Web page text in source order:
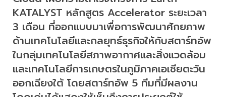
KATALYST หลักสูตร Accelerator ระยะเวลา
3 เดือน ที่ออกแบบมาเพื่อการพัฒนาศักยภาพ
ด้านเทคโนโลยีและกลยุทธ์ธุรกิจให้กับสตาร์ทอัพ
ในกลุ่มเทคโนโลยีสภาพอากาศและสิ่งแวดล้อม
และเทคโนโลยีการเกษตรในภูมิภาคเอเชียตะวัน
ออกเฉียงใต้ โดยสตาร์ทอัพ 5 ทีมที่มีผลงาน